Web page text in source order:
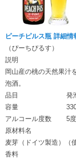
ピーチピルス瓶 詳細情
（ぴーちぴるす）
説明
岡山産の桃の天然果汁
泡酒。
品目
発
容量
アルコール度数
5度
原材料名
麦芽（ドイツ製造）（
香料